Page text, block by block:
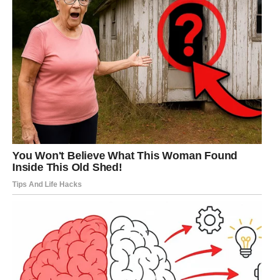
osjetiti i veću emotivnu stabilnost.
Slobodni Strijelčevi mogli bi upoznati osobu koja ih
inspiriše da vjeruju u ljepšu budućnost.
Zauzeti će osjetiti kako se odnos sa voljenom osobom
popravlja jer nestaje dio stresa koji ih je dugo
opterećivao.
VRIJEME JE DA POČNETE
VJEROVATI U VELIKE STVARI
Najveća greška koju sada možete napraviti jeste da
sumnjate u sebe.
Zvijezde vam ne šalju prilike bez razloga.